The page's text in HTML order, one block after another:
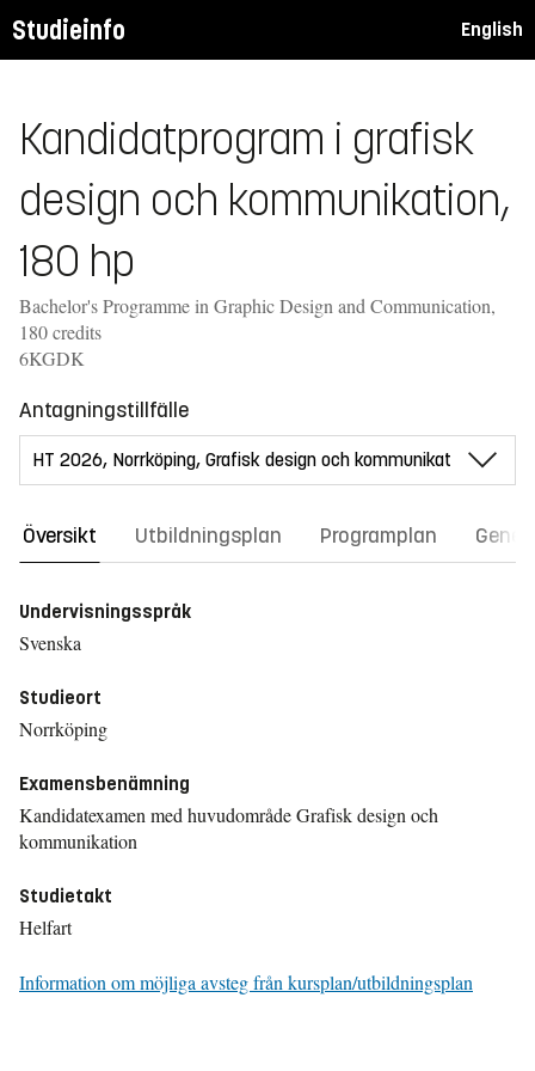
Studieinfo English
Kandidatprogram i grafisk
design och kommunikation,
180 hp
Bachelor's Programme in Graphic Design and Communication,
180 credits
6KGDK
Antagningstillfälle
Översikt Utbildningsplan Programplan
Undervisningsspråk
Svenska
Studieort
Norrköping
Examensbenämning
Kandidatexamen med huvudområde Grafisk design och
kommunikation
Studietakt
Helfart
Information om möjliga avsteg från kursplan/utbildningsplan